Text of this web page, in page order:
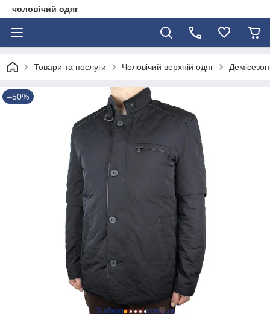
чоловічий одяг
Товари та послуги Чоловічий верхній одяг
–50%